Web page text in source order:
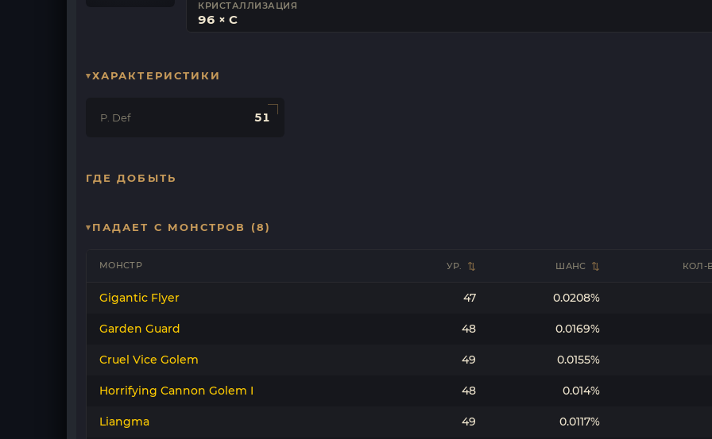
КРИСТАЛЛИЗАЦИЯ
96 × C
ХАРАКТЕРИСТИКИ
P. Def 51
ГДЕ ДОБЫТЬ
ПАДАЕТ С МОНСТРОВ (8)
МОНСТР УР. ШАНС КОЛ-
Gigantic Flyer 47 0.0208%
Garden Guard 48 0.0169%
Cruel Vice Golem 49 0.0155%
Horrifying Cannon Golem I 48 0.014%
Liangma 49 0.0117%